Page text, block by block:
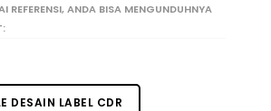
REFERENSI, ANDA BISA MENGUNDUHNYA
DESAIN LABEL CDR